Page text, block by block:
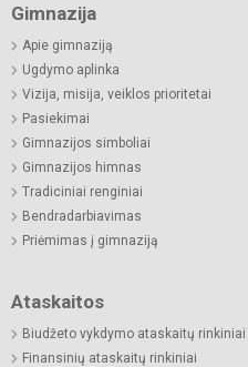
Gimnazija
Apie gimnaziją
Ugdymo aplinka
Vizija, misija, veiklos prioritetai
Pasiekimai
Gimnazijos simboliai
Gimnazijos himnas
Tradiciniai renginiai
Bendradarbiavimas
Priėmimas į gimnaziją
Ataskaitos
Biudžeto vykdymo ataskaitų rinkiniai
Finansinių ataskaitų rinkiniai